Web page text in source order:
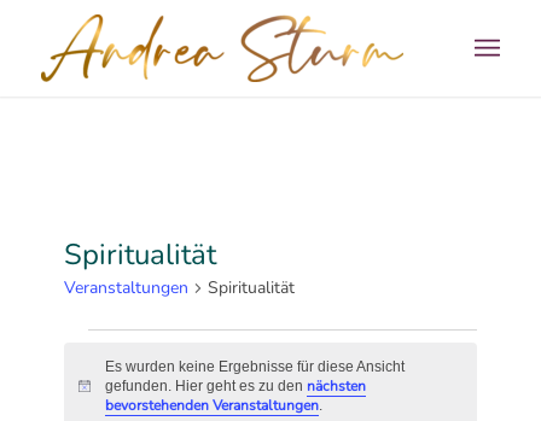
Spiritualität
Veranstaltungen Spiritualität
Veranstaltungen
Hinweis
Es wurden keine Ergebnisse für diese Ansicht
gefunden. Hier geht es zu den nächsten
bevorstehenden Veranstaltungen.